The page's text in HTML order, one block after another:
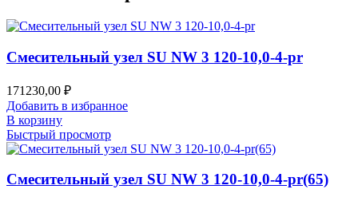
Смесительный узел SU NW 3 120-10,0-4-pr
171230,00 ₽
Добавить в избранное
В корзину
Быстрый просмотр
Смесительный узел SU NW 3 120-10,0-4-pr(65)